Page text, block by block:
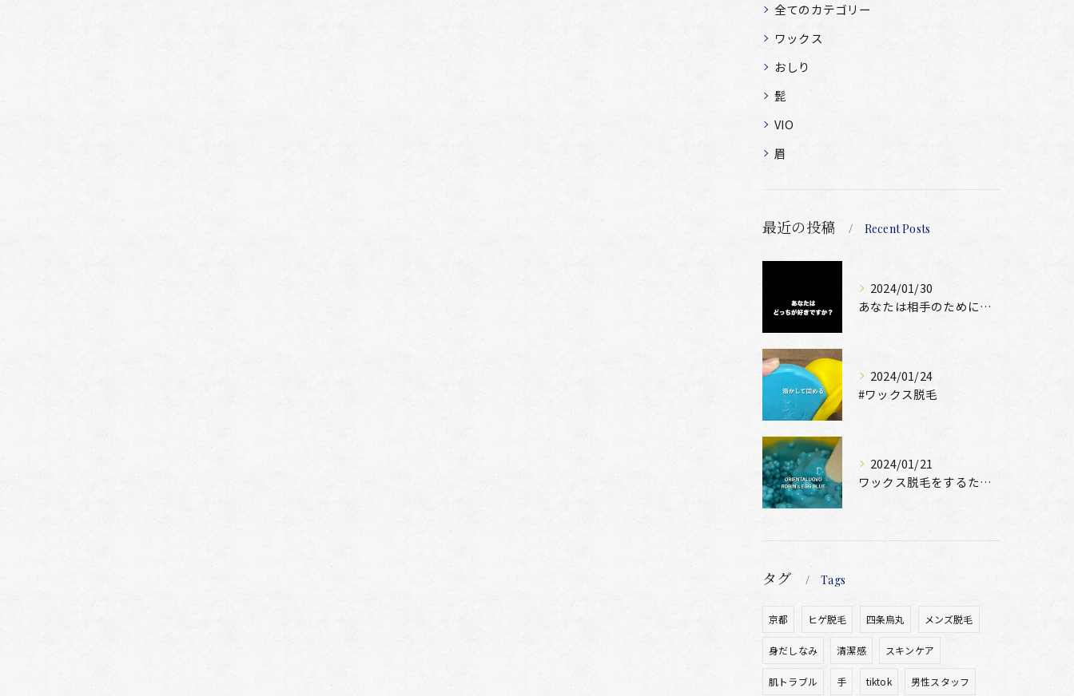
全てのカテゴリー
ワックス
おしり
髭
VIO
眉
最近の投稿 Recent Posts
2024/01/30
あなたは相手のために脱毛できますか？
2024/01/24
#ワックス脱毛
2024/01/21
ワックス脱毛をするために絶位必要なのは、
タグ Tags
京都 ヒゲ脱毛 四条烏丸 メンズ脱毛
身だしなみ 清潔感 スキンケア
肌トラブル 手 tiktok 男性スタッフ